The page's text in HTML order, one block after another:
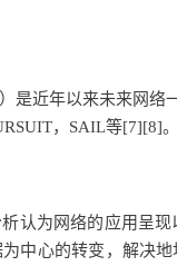
是近年以来未来网络
，SAIL等[7][8]。
认为网络的应用呈
中心的转变，解决